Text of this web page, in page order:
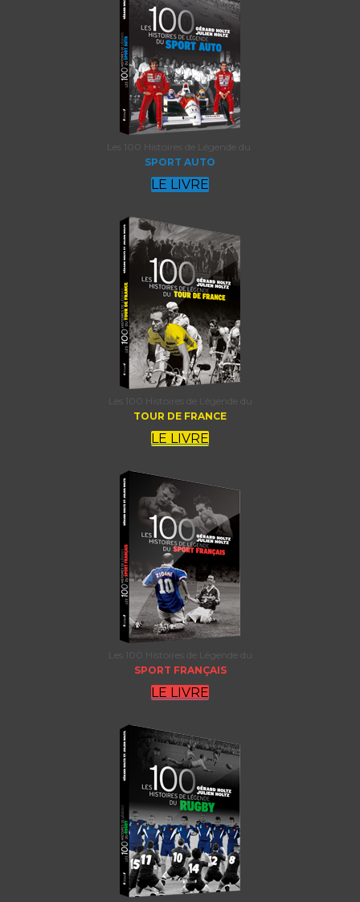
Les 100 Histoires de Légende du
SPORT AUTO
LE LIVRE
Les 100 Histoires de Légende du
TOUR DE FRANCE
LE LIVRE
Les 100 Histoires de Légende du
SPORT FRANÇAIS
LE LIVRE